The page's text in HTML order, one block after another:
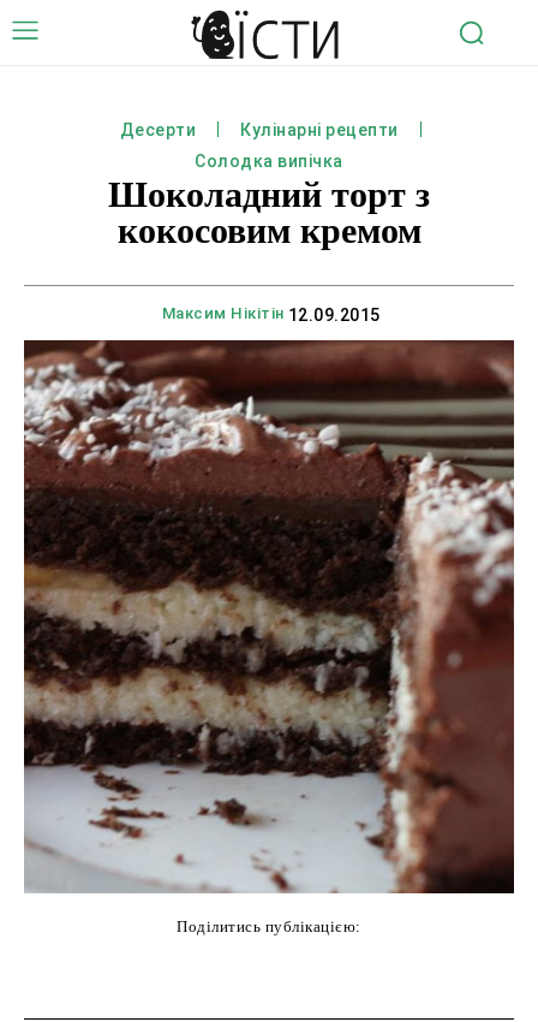
Десерти
Кулінарні рецепти
Солодка випічка
Шоколадний торт з
кокосовим кремом
Максим Нікітін 12.09.2015
Поділитись публікацією: